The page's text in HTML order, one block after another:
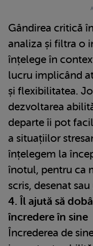
Gândirea critică
analiza și filtra o
înțelege în
lucru implicând
și flexibilitatea.
dezvoltarea
departe îi pot
a situațiilor
înțelegem la
înotul, pentru ca
scris, desenat
4. Îl ajută să
încredere în sine
Încrederea de